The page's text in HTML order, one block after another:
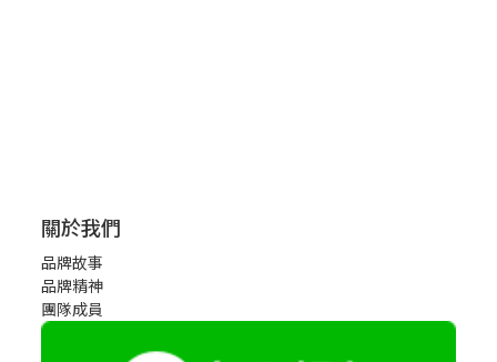
關於我們
品牌故事
品牌精神
團隊成員